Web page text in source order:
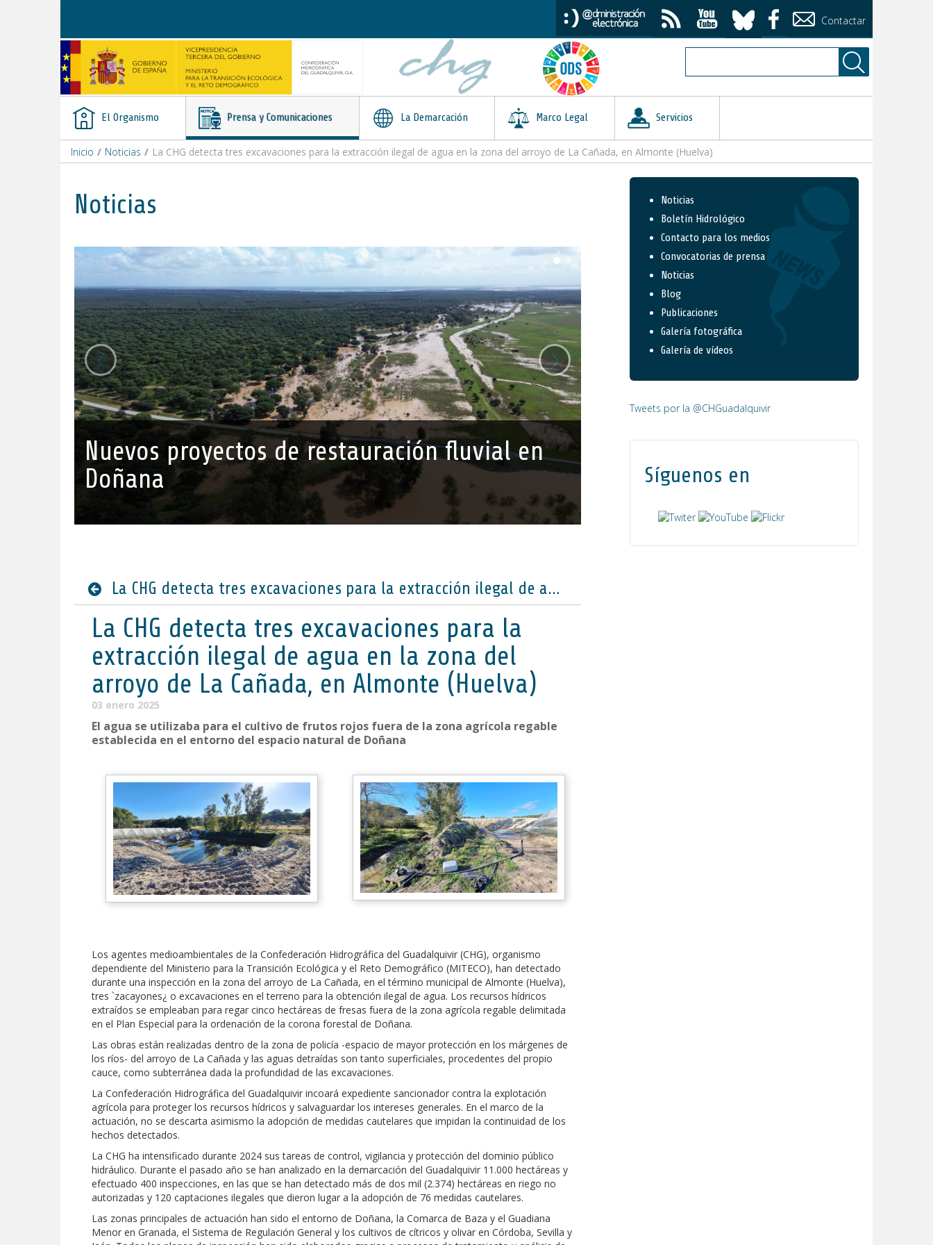
Contactar
El Organismo Prensa y Comunicaciones La Demarcación Marco Legal Servicios
Inicio / Noticias / La CHG detecta tres excavaciones para la extracción ilegal de agua en la zona del arroyo de La Cañada, en Almonte (Huelva)
Noticias
Nuevos proyectos de restauración fluvial en
Doñana
‹ ›
La CHG detecta tres excavaciones para la extracción ilegal de agua en la zona del arroyo de La Cañada, en Almonte (Huelva)
La CHG detecta tres excavaciones para la
extracción ilegal de agua en la zona del
arroyo de La Cañada, en Almonte (Huelva)
03 enero 2025
El agua se utilizaba para el cultivo de frutos rojos fuera de la zona agrícola regable
establecida en el entorno del espacio natural de Doñana
Los agentes medioambientales de la Confederación Hidrográfica del Guadalquivir (CHG), organismo
dependiente del Ministerio para la Transición Ecológica y el Reto Demográfico (MITECO), han detectado
durante una inspección en la zona del arroyo de La Cañada, en el término municipal de Almonte (Huelva),
tres `zacayones¿ o excavaciones en el terreno para la obtención ilegal de agua. Los recursos hídricos
extraídos se empleaban para regar cinco hectáreas de fresas fuera de la zona agrícola regable delimitada
en el Plan Especial para la ordenación de la corona forestal de Doñana.
Las obras están realizadas dentro de la zona de policía -espacio de mayor protección en los márgenes de
los ríos- del arroyo de La Cañada y las aguas detraídas son tanto superficiales, procedentes del propio
cauce, como subterránea dada la profundidad de las excavaciones.
La Confederación Hidrográfica del Guadalquivir incoará expediente sancionador contra la explotación
agrícola para proteger los recursos hídricos y salvaguardar los intereses generales. En el marco de la
actuación, no se descarta asimismo la adopción de medidas cautelares que impidan la continuidad de los
hechos detectados.
La CHG ha intensificado durante 2024 sus tareas de control, vigilancia y protección del dominio público
hidráulico. Durante el pasado año se han analizado en la demarcación del Guadalquivir 11.000 hectáreas y
efectuado 400 inspecciones, en las que se han detectado más de dos mil (2.374) hectáreas en riego no
autorizadas y 120 captaciones ilegales que dieron lugar a la adopción de 76 medidas cautelares.
Las zonas principales de actuación han sido el entorno de Doñana, la Comarca de Baza y el Guadiana
Menor en Granada, el Sistema de Regulación General y los cultivos de cítricos y olivar en Córdoba, Sevilla y
Noticias
Boletín Hidrológico
Contacto para los medios
Convocatorias de prensa
Noticias
Blog
Publicaciones
Galería fotográfica
Galería de vídeos
Tweets por la @CHGuadalquivir
Síguenos en